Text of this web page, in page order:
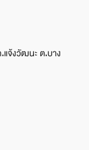
แจ้งวัฒนะ ต.บาง